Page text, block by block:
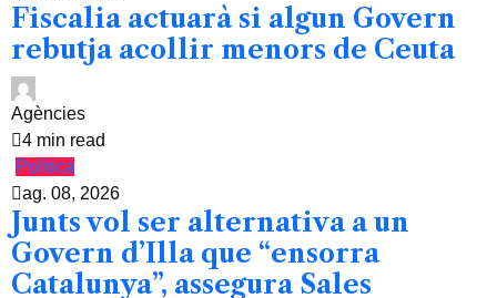
Fiscalia actuarà si algun Govern
rebutja acollir menors de Ceuta
Agències
4 min read
Política
ag. 08, 2026
Junts vol ser alternativa a un
Govern d’Illa que “ensorra
Catalunya”, assegura Sales